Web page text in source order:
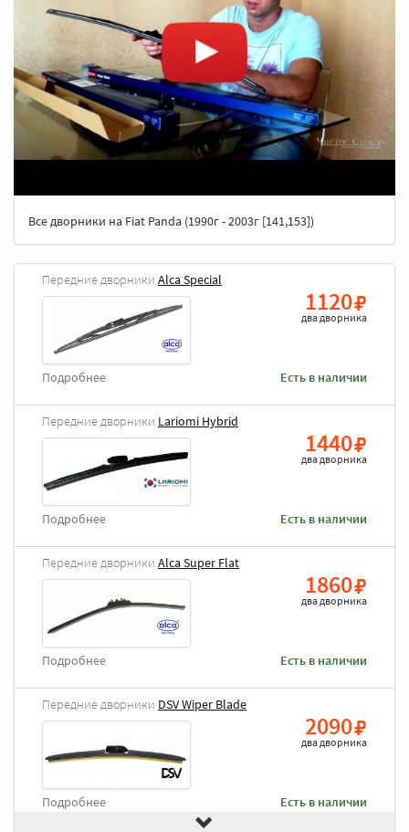
Все дворники на Fiat Panda (1990г - 2003г [141,153])
Передние дворники Alca Special
1120
два дворника
Есть в наличии
Подробнее
Передние дворники Lariomi Hybrid
1440
два дворника
Есть в наличии
Подробнее
Передние дворники Alca Super Flat
1860
два дворника
Есть в наличии
Подробнее
Передние дворники DSV Wiper Blade
2090
два дворника
Есть в наличии
Подробнее